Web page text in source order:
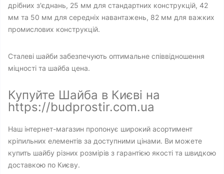
дрібних з'єднань, 25 мм для стандартних конструкцій, 42
мм та 50 мм для середніх навантажень, 82 мм для важких
промислових конструкцій.
Сталеві шайби забезпечують оптимальне співвідношення
міцності та шайба цена.
Купуйте Шайба в Києві на
https://budprostir.com.ua
Наш інтернет-магазин пропонує широкий асортимент
кріпильних елементів за доступними цінами. Ви можете
купить шайбу різних розмірів з гарантією якості та швидкою
доставкою по Києву.